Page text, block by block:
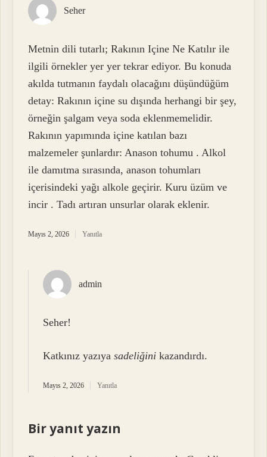
Seher
Metnin dili tutarlı; Rakının Içine Ne Katılır ile
ilgili örnekler yer yer tekrar ediyor. Bu konuda
akılda tutmanın faydalı olacağını düşündüğüm
detay: Rakının içine su dışında herhangi bir şey,
örneğin şalgam veya soda eklenmemelidir.
Rakının yapımında içine katılan bazı
malzemeler şunlardır: Anason tohumu . Alkol
ile damıtma sırasında, anason tohumları
içerisindeki yağı alkole geçirir. Kuru üzüm ve
incir . Tadı artıran unsurlar olarak eklenir.
Mayıs 2, 2026 Yanıtla
admin
Seher!
Katkınız yazıyasadeliğini kazandırdı.
Mayıs 2, 2026 Yanıtla
Bir yanıt yazın